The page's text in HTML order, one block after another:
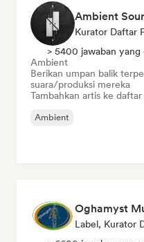
Ambient
Kurator Daftar
> 5400 jawaban yang
Ambient
Berikan umpan balik
suara/produksi mereka
Tambahkan artis ke
Ambient
Oghamyst
Label, Kurator